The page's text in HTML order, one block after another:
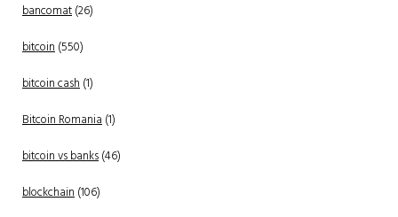
bancomat(26)
bitcoin(550)
bitcoin cash(1)
Bitcoin Romania(1)
bitcoin vs banks(46)
blockchain(106)